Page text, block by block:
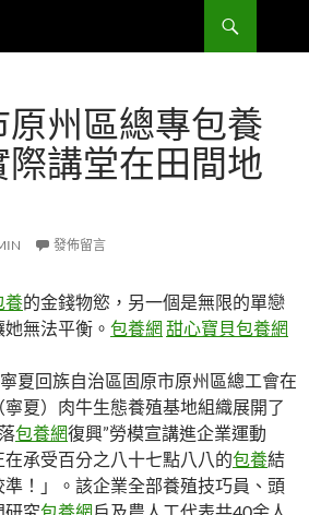
州區總專包養
講堂在田間地
發佈留言
養的金錢物慾，另一個是無限的單戀
無法平衡。 包養網 甜心寶貝包養網
夏回族自治區固原市原州區總工會在
寧夏）肉牛生態養殖基地組織展開了
包養網復興”勞模宣講進企業運動
在承受百分之八十七點八八的包養結
！」。該企業全部養殖技巧員、頭